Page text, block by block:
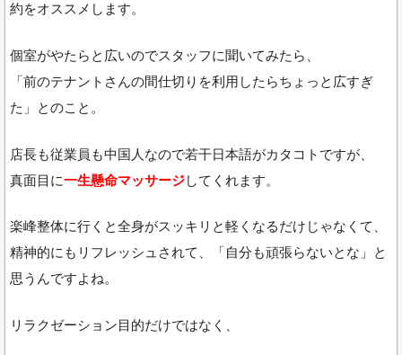
約をオススメします。
個室がやたらと広いのでスタッフに聞いてみたら、
「前のテナントさんの間仕切りを利用したらちょっと広すぎ
た」とのこと。
店長も従業員も中国人なので若干日本語がカタコトですが、
真面目に一生懸命マッサージしてくれます。
楽峰整体に行くと全身がスッキリと軽くなるだけじゃなくて、
精神的にもリフレッシュされて、「自分も頑張らないとな」と
思うんですよね。
リラクゼーション目的だけではなく、